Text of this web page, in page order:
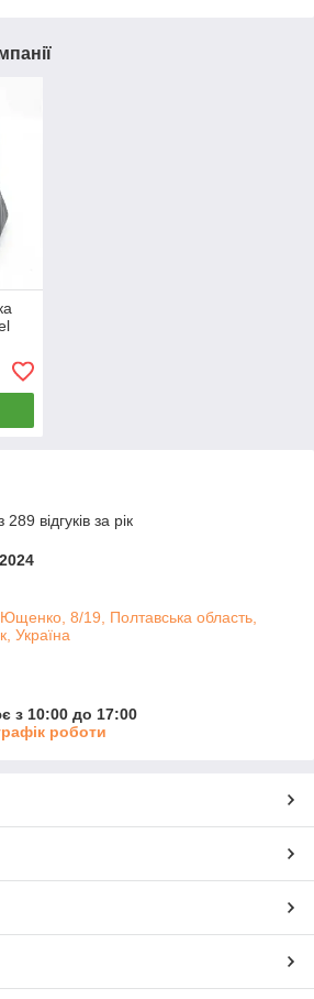
відгуків за рік
Ющенко, 8/19, Полтавська область,
Україна
з 10:00 до 17:00
роботи